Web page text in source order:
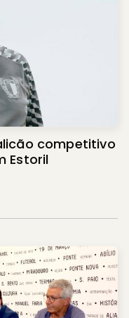
competitivo
Estoril